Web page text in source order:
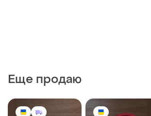
Еще продаю